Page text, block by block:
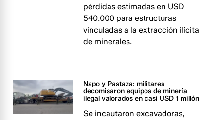
pérdidas estimadas en USD
540.000 para estructuras
vinculadas a la extracción ilícita
de minerales.
Napo y Pastaza: militares
decomisaron equipos de minería
ilegal valorados en casi USD 1 millón
Se incautaron excavadoras,